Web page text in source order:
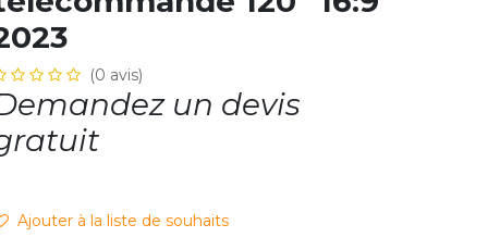
(0 avis)
un devis
Ajouter à la li​ste de souhaits